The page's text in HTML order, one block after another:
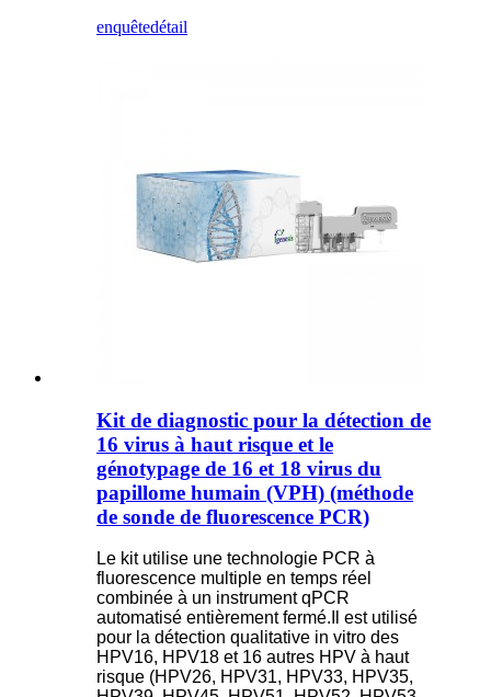
enquêtedétail
Kit de diagnostic pour la détection de
16 virus à haut risque et le
génotypage de 16 et 18 virus du
papillome humain (VPH) (méthode
de sonde de fluorescence PCR)
Le kit utilise une technologie PCR à
fluorescence multiple en temps réel
combinée à un instrument qPCR
automatisé entièrement fermé.Il est utilisé
pour la détection qualitative in vitro des
HPV16, HPV18 et 16 autres HPV à haut
risque (HPV26, HPV31, HPV33, HPV35,